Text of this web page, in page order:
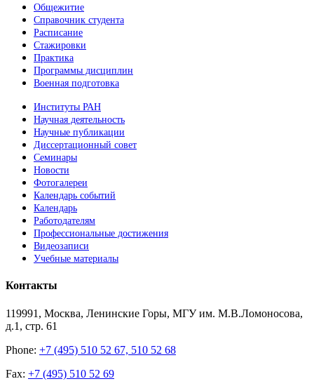
Общежитие
Справочник студента
Расписание
Стажировки
Практика
Программы дисциплин
Военная подготовка
Институты РАН
Научная деятельность
Научные публикации
Диссертационный совет
Семинары
Новости
Фотогалереи
Календарь событий
Календарь
Работодателям
Профессиональные достижения
Видеозаписи
Учебные материалы
Контакты
119991, Москва, Ленинские Горы, МГУ им. М.В.Ломоносова,
д.1, стр. 61
Phone: +7 (495) 510 52 67, 510 52 68
Fax: +7 (495) 510 52 69